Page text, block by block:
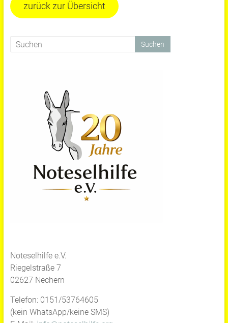
zurück zur Übersicht
Noteselhilfe e.V.
Riegelstraße 7
02627 Nechern
Telefon: 0151/53764605
(kein WhatsApp/keine SMS)